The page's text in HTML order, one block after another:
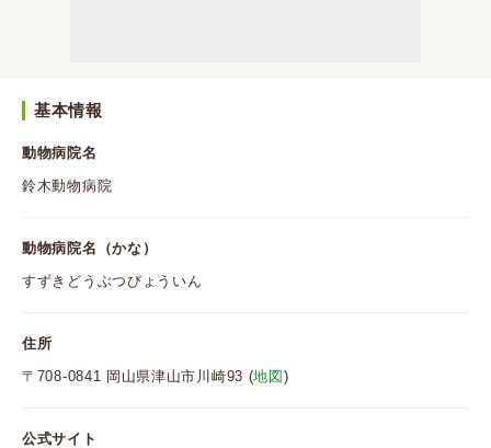
基本情報
動物病院名
鈴木動物病院
動物病院名（かな）
すずきどうぶつびょういん
住所
〒708-0841 岡山県津山市川崎93 (地図 )
公式サイト